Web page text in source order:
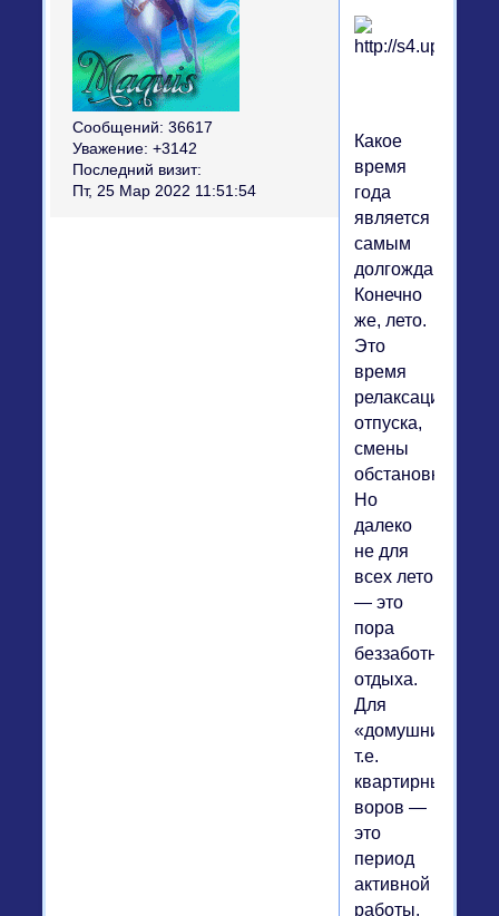
Сообщений: 36617
Уважение: +3142
Последний визит:
Пт, 25 Мар 2022 11:51:54
Какое
время
года
является
самым
долгожданным?
Конечно
же, лето.
Это
время
релаксации,
отпуска,
смены
обстановки.
Но
далеко
не для
всех лето
— это
пора
беззаботного
отдыха.
Для
«домушников»,
т.е.
квартирных
воров —
это
период
активной
работы.